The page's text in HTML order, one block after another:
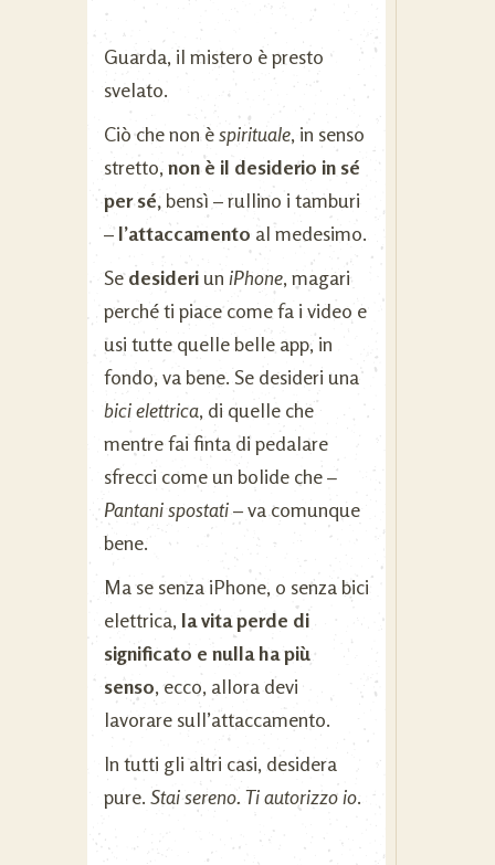
Guarda, il mistero è presto
svelato.
Ciò che non èspirituale, in senso
stretto,non è il desiderio in sé
per sé, bensì – rullino i tamburi
–l’attaccamento al medesimo.
Sedesideriun iPhone, magari
perché ti piace come fa i video e
usi tutte quelle belle app, in
fondo, va bene. Se desideri una
bici elettrica, di quelle che
mentre fai finta di pedalare
sfrecci come un bolide che–
Pantani spostati– va comunque
bene.
Ma se senza iPhone, o senza bici
elettrica, la vita perde di
significato e nulla ha più
senso, ecco, allora devi
lavorare sull’attaccamento.
In tutti gli altri casi, desidera
pure. Stai sereno. Ti autorizzo io.